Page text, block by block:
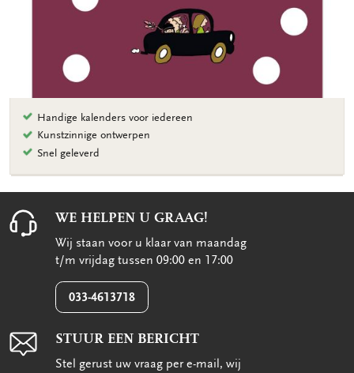
Handige kalenders voor iedereen
Kunstzinnige ontwerpen
Snel geleverd
WE HELPEN U GRAAG!
Wij staan voor u klaar van maandag
t/m vrijdag tussen 09:00 en 17:00
033-4613718
STUUR EEN BERICHT
Stel gerust uw vraag per e-mail, wij